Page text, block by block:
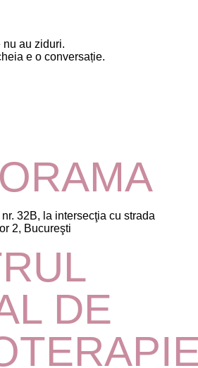
au ziduri.
e o conversație.
32B, la intersecţia cu strada
2, Bucureşti
DE